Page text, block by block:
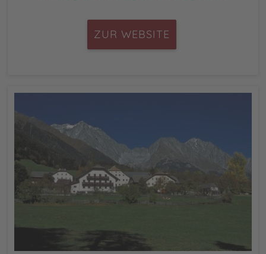
ZUR WEBSITE